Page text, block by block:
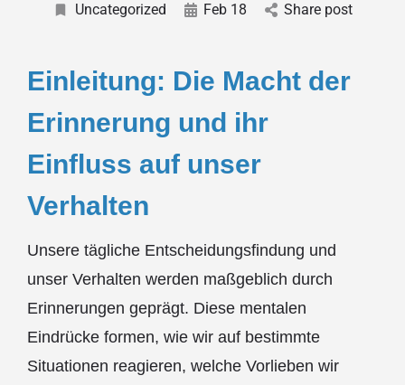
Uncategorized Feb 18 Share post
Einleitung: Die Macht der
Erinnerung und ihr
Einfluss auf unser
Verhalten
Unsere tägliche Entscheidungsfindung und
unser Verhalten werden maßgeblich durch
Erinnerungen geprägt. Diese mentalen
Eindrücke formen, wie wir auf bestimmte
Situationen reagieren, welche Vorlieben wir